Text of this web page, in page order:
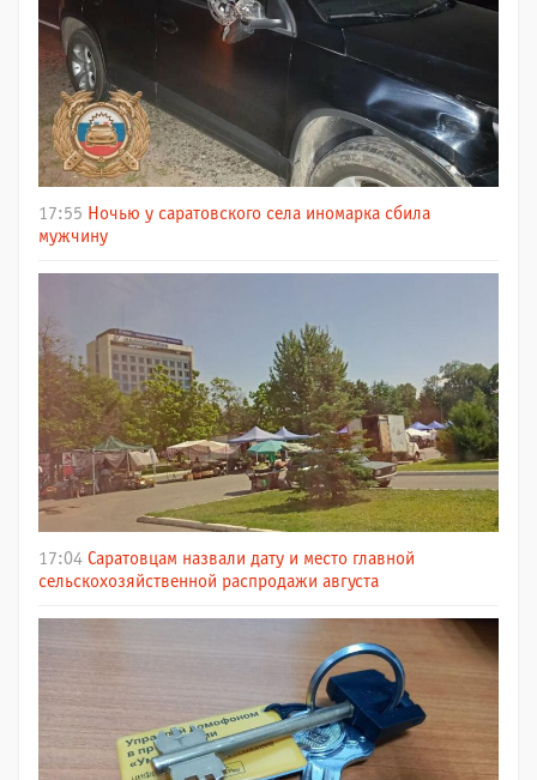
17:55 Ночью у саратовского села иномарка сбила
мужчину
17:04 Саратовцам назвали дату и место главной
сельскохозяйственной распродажи августа